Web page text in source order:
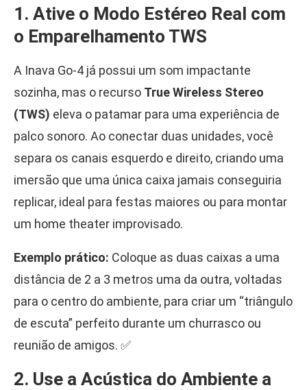
1. Ative o Modo Estéreo Real com
o Emparelhamento TWS
A Inava Go-4 já possui um som impactante
sozinha, mas o recurso True Wireless Stereo
(TWS) eleva o patamar para uma experiência de
palco sonoro. Ao conectar duas unidades, você
separa os canais esquerdo e direito, criando uma
imersão que uma única caixa jamais conseguiria
replicar, ideal para festas maiores ou para montar
um home theater improvisado.
Exemplo prático: Coloque as duas caixas a uma
distância de 2 a 3 metros uma da outra, voltadas
para o centro do ambiente, para criar um “triângulo
de escuta” perfeito durante um churrasco ou
reunião de amigos. ✅
2. Use a Acústica do Ambiente a